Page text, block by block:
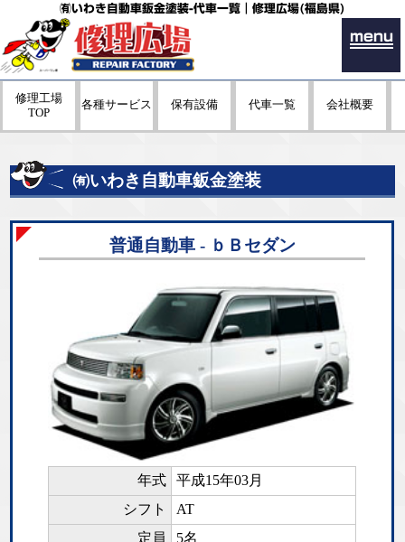
㈲いわき自動車鈑金塗装-代車一覧｜修理広場(福島県)
menu
修理工場
TOP
各種サービス 保有設備 代車一覧 会社概要
㈲いわき自動車鈑金塗装
普通自動車 - ｂＢセダン
年式
平成15年03月
シフト
AT
定員
5名